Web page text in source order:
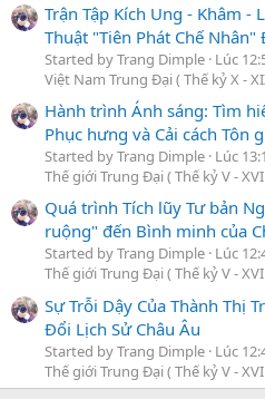
Trận Tập Kích Ung - Khâm -
Thuật "Tiên Phát Chế
Started by Trang Dimple Lúc
Việt Nam Trung Đại ( Thế kỷ X -
Hành trình Ánh sáng: Tìm
Phục hưng và Cải cách Tôn
Started by Trang Dimple Lúc
Thế giới Trung Đại ( Thế kỷ V -
Quá trình Tích lũy Tư bản
ruộng" đến Bình minh của
Started by Trang Dimple Lúc
Thế giới Trung Đại ( Thế kỷ V -
Sự Trỗi Dậy Của Thành Thị
Đổi Lịch Sử Châu Âu
Started by Trang Dimple Lúc
Thế giới Trung Đại ( Thế kỷ V -